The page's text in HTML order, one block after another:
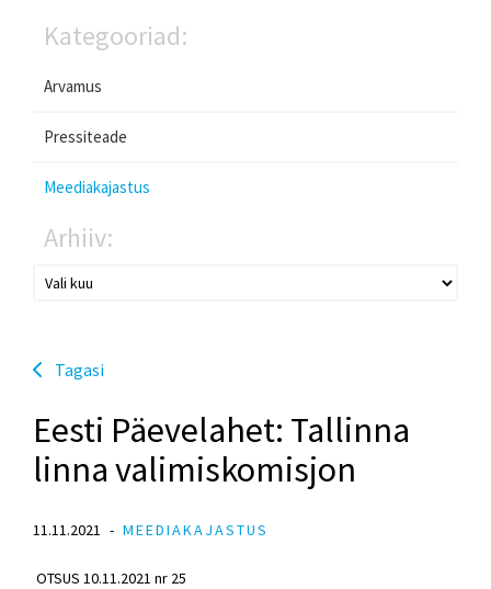
Kategooriad:
Arvamus
Pressiteade
Meediakajastus
Arhiiv:
Tagasi
Eesti Päevelahet: Tallinna
linna valimiskomisjon
11.11.2021 MEEDIAKAJASTUS
OTSUS 10.11.2021 nr 25